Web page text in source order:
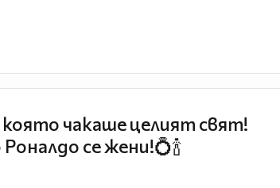
чакаше целият свят!
се жени!💍🍾